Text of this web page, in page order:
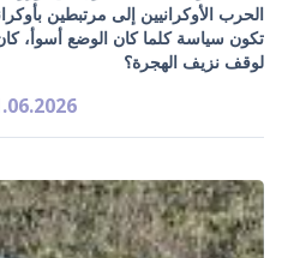
الحرب الأوكرانيين إلى مرتبطين
تكون سياسة كلما كان الوضع أسوأ،
لوقف نزيف الهجرة؟